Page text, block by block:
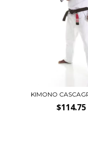
KIMONO
$114.75